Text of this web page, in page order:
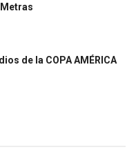
de la COPA AMÉRICA